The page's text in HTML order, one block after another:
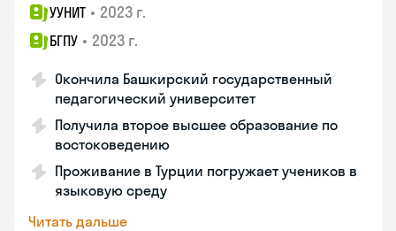
УУНИТ • 2023 г.
БГПУ • 2023 г.
Окончила Башкирский государственный
педагогический университет
Получила второе высшее образование по
востоковедению
Проживание в Турции погружает учеников в
языковую среду
Читать дальше